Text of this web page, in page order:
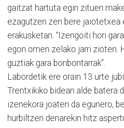
gaitzat hartuta egin zituen
ezagutzen zen bere jaiotetxea
erakusketan. “Izengoiti hori
egon omen zelako jarri zioten.
guztiak gara bonbontarrak”.
Labordetik ere orain 13 urte
Trentxikiko bidean alde batera
izenekora joaten da egunero,
hurbiltzen denarekin hitz